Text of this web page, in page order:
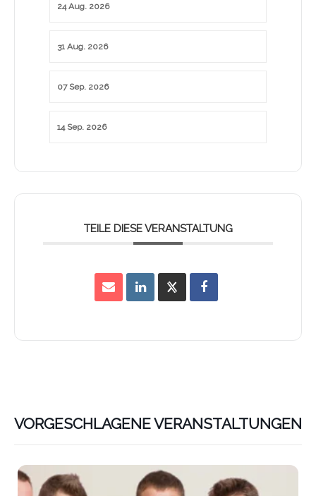
24 Aug. 2026
31 Aug. 2026
07 Sep. 2026
14 Sep. 2026
TEILE DIESE VERANSTALTUNG
VORGESCHLAGENE VERANSTALTUNGEN